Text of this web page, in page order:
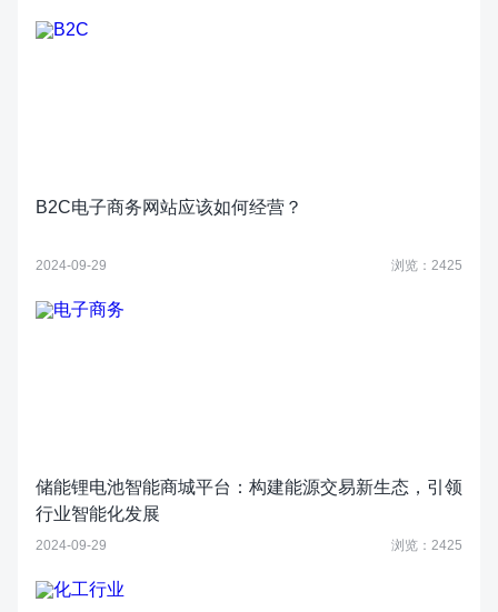
B2C电子商务网站应该如何经营？
2024-09-29 浏览：2425
储能锂电池智能商城平台：构建能源交易新生态，引领
行业智能化发展
2024-09-29 浏览：2425